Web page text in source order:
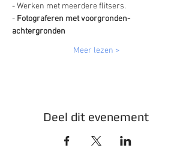
- Werken met meerdere flitsers.
- Fotograferen met voorgronden-
achtergronden
Meer lezen >
Deel dit evenement